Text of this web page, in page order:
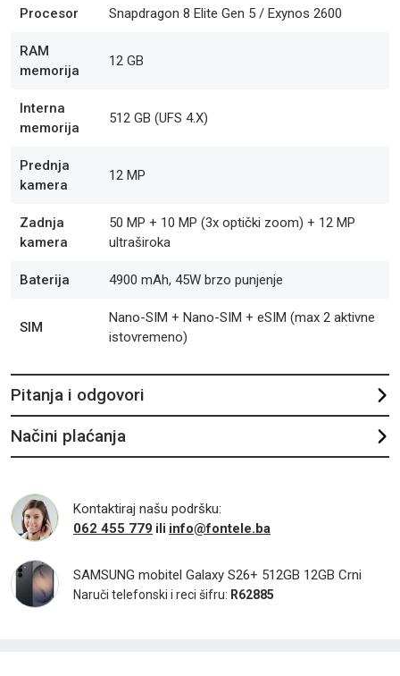
Procesor Snapdragon 8 Elite Gen 5 / Exynos 2600
RAM
memorija
12 GB
Interna
memorija
512 GB (UFS 4.X)
Prednja
kamera
12 MP
Zadnja
kamera
50 MP + 10 MP (3x optički zoom) + 12 MP
ultraširoka
Baterija 4900 mAh, 45W brzo punjenje
SIM
Nano-SIM + Nano-SIM + eSIM (max 2 aktivne
istovremeno)
Pitanja i odgovori
Načini plaćanja
Kontaktiraj našu podršku:
062 455 779 ili info@fontele.ba
SAMSUNG mobitel Galaxy S26+ 512GB 12GB Crni
Naruči telefonski i reci šifru: R62885